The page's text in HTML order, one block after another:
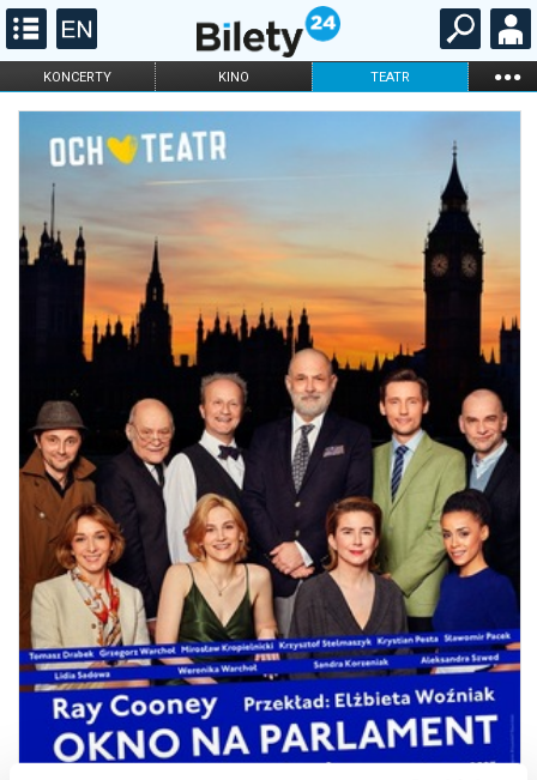
KONCERTY KINO TEATR ...
FILHARMONIA OPERA I BALET
DLA DZIECI
ONLINE